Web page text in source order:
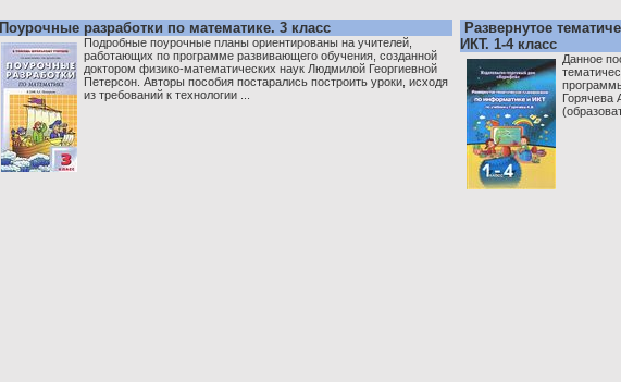
Поурочные разработки по математике. 3 класс
Подробные поурочные планы ориентированы на учителей,
работающих по программе развивающего обучения, созданной
доктором физико-математических наук Людмилой Георгиевной
Петерсон. Авторы пособия постарались построить уроки, исходя
из требований к технологии ...
Развернутое
ИКТ. 1-4 класс
Данное
Горячева